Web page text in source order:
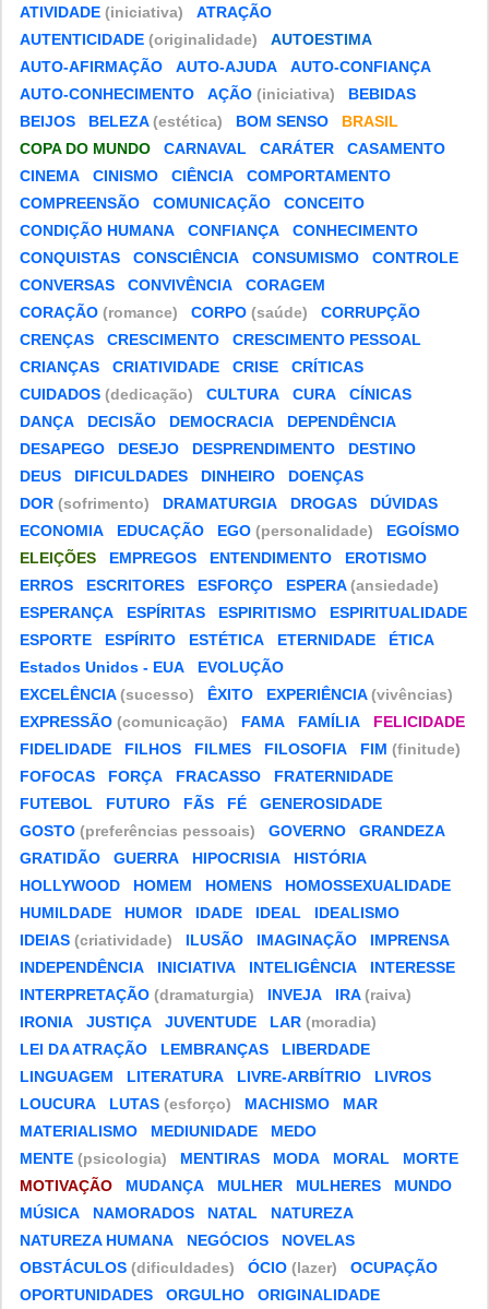
ATIVIDADE (iniciativa)
ATRAÇÃO
AUTENTICIDADE (originalidade)
AUTOESTIMA
AUTO-AFIRMAÇÃO
AUTO-AJUDA
AUTO-CONFIANÇA
AUTO-CONHECIMENTO
AÇÃO (iniciativa)
BEBIDAS
BEIJOS
BELEZA(estética) BOM SENSO
BRASIL
COPA DO MUNDO
CARNAVAL CARÁTER
CASAMENTO
CINEMA
CINISMO CIÊNCIA
COMPORTAMENTO
COMPREENSÃO
COMUNICAÇÃO
CONCEITO
CONDIÇÃO HUMANA
CONFIANÇA
CONHECIMENTO
CONQUISTAS
CONSCIÊNCIA CONSUMISMO
CONTROLE
CONVERSAS
CONVIVÊNCIA
CORAGEM
CORAÇÃO (romance) CORPO (saúde)
CORRUPÇÃO
CRENÇAS
CRESCIMENTO
CRESCIMENTO PESSOAL
CRIANÇAS
CRIATIVIDADE CRISE
CRÍTICAS
CUIDADOS (dedicação) CULTURA CURA
CÍNICAS
DANÇA
DECISÃO DEMOCRACIA
DEPENDÊNCIA
DESAPEGO
DESEJO DESPRENDIMENTO
DESTINO
DEUS
DIFICULDADES DINHEIRO
DOENÇAS
DOR (sofrimento) DRAMATURGIA DROGAS
DÚVIDAS
ECONOMIA
EDUCAÇÃO EGO (personalidade)
EGOÍSMO
ELEIÇÕES
EMPREGOS ENTENDIMENTO
EROTISMO
ERROS
ESCRITORES ESFORÇO ESPERA(ansiedade)
ESPERANÇA
ESPÍRITAS ESPIRITISMO
ESPIRITUALIDADE
ESPORTE
ESPÍRITO ESTÉTICA ETERNIDADE
ÉTICA
Estados Unidos - EUA
EVOLUÇÃO
EXCELÊNCIA(sucesso) ÊXITO EXPERIÊNCIA(vivências)
EXPRESSÃO (comunicação) FAMA FAMÍLIA
FELICIDADE
FIDELIDADE
FILHOS FILMES FILOSOFIA FIM (finitude)
FOFOCAS
FORÇA FRACASSO
FRATERNIDADE
FUTEBOL
FUTURO FÃS FÉ
GENEROSIDADE
GOSTO (preferências pessoais) GOVERNO
GRANDEZA
GRATIDÃO
GUERRA HIPOCRISIA
HISTÓRIA
HOLLYWOOD
HOMEM HOMENS
HOMOSSEXUALIDADE
HUMILDADE
HUMOR IDADE IDEAL
IDEALISMO
IDEIAS (criatividade) ILUSÃO IMAGINAÇÃO
IMPRENSA
INDEPENDÊNCIA
INICIATIVA INTELIGÊNCIA
INTERESSE
INTERPRETAÇÃO (dramaturgia) INVEJA IRA(raiva)
IRONIA
JUSTIÇA JUVENTUDE LAR (moradia)
LEI DA ATRAÇÃO
LEMBRANÇAS
LIBERDADE
LINGUAGEM
LITERATURA LIVRE-ARBÍTRIO
LIVROS
LOUCURA
LUTAS (esforço) MACHISMO
MAR
MATERIALISMO
MEDIUNIDADE
MEDO
MENTE (psicologia) MENTIRAS MODA MORAL
MORTE
MOTIVAÇÃO
MUDANÇA MULHER MULHERES
MUNDO
MÚSICA
NAMORADOS NATAL
NATUREZA
NATUREZA HUMANA
NEGÓCIOS
NOVELAS
OBSTÁCULOS (dificuldades) ÓCIO (lazer)
OCUPAÇÃO
OPORTUNIDADES
ORGULHO
ORIGINALIDADE